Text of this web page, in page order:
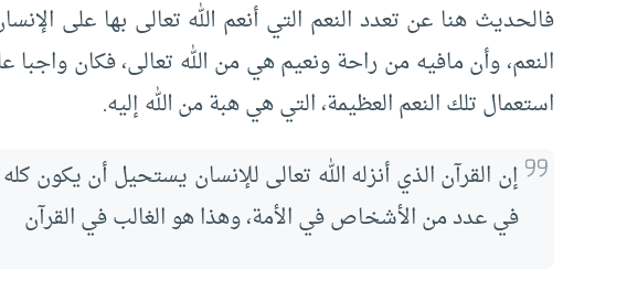
فالحديث هنا عن تعدد النعم التي أنعم الله تعالى بها على
النعم، وأن مافيه من راحة ونعيم هي من الله تعالى، فكان
استعمال تلك النعم العظيمة، التي هي هبة من الله إليه.
إن القرآن الذي أنزله الله تعالى للإنسان يستحيل أن يكون
في عدد من الأشخاص في الأمة، وهذا هو الغالب في القرآن